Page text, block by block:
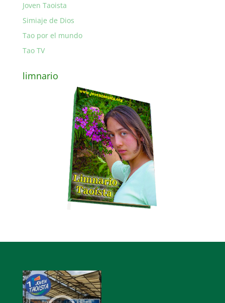
Joven Taoista
Simiaje de Dios
Tao por el mundo
Tao TV
limnario
Reproductor
de
audio